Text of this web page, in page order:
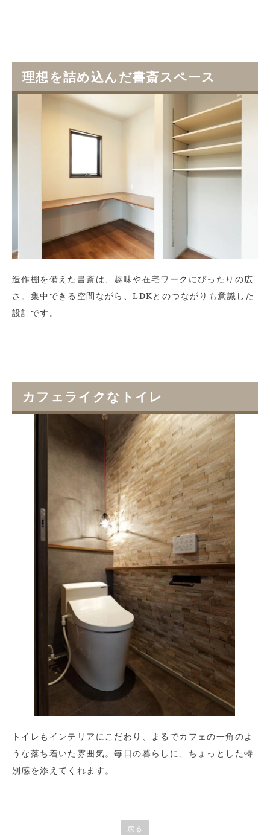
理想を詰め込んだ書斎スペース
造作棚を備えた書斎は、趣味や在宅ワークにぴったりの広
さ。集中できる空間ながら、LDKとのつながりも意識した
設計です。
カフェライクなトイレ
トイレもインテリアにこだわり、まるでカフェの一角のよ
うな落ち着いた雰囲気。毎日の暮らしに、ちょっとした特
別感を添えてくれます。
戻る